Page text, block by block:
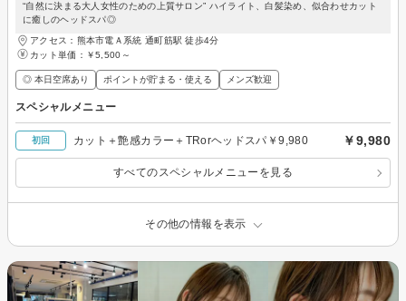
“自然に決まる大人女性のための上質サロン” ハイライト、白髪染め、似合わせカット
に癒しのヘッドスパ◎
アクセス：熊本市電Ａ系統 通町筋駅 徒歩4分
カット単価： ￥5,500～
◎ 本日空席あり ポイントが貯まる・使える メンズ歓迎
スペシャルメニュー
初回 カット＋艶感カラー＋TRorヘッドスパ￥9,980 ￥9,980
すべてのスペシャルメニューを見る
その他の情報を表示